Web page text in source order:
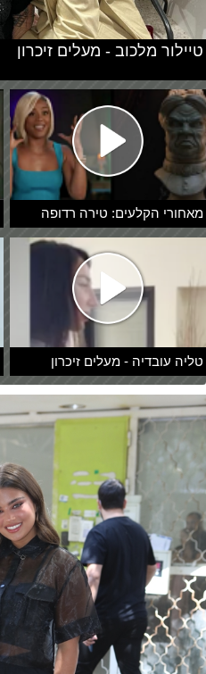
מאחורי הקלעים: טירה רדופה
טליה עובדיה - מעלים זיכרון
טיילור מלכוב - מעלים זיכרון